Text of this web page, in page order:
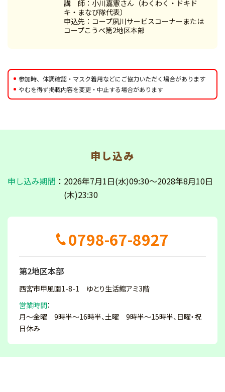
講 師：小川嘉憲さん（わくわく・ドキド
キ・まなび隊代表）
申込先：コープ夙川サービスコーナーまたは
コープこうべ第2地区本部
参加時、体調確認・マスク着用などにご協力いただく場合があります
やむを得ず掲載内容を変更・中止する場合があります
申し込み
申し込み期間 ：2026年7月1日(水)09:30～2028年8月10日
(木)23:30
0798-67-8927
第2地区本部
西宮市甲風園1-8-1 ゆとり生活館アミ3階
営業時間：
月～金曜 9時半～16時半、土曜 9時半～15時半、日曜・祝
日休み